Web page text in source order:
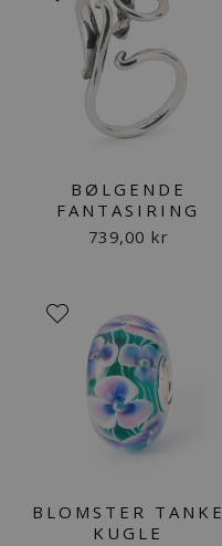
BØLGENDE
FANTASIRING
739,00 kr
BLOMSTER TANKE
KUGLE